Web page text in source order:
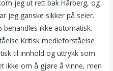
jeg ut rett bak Hårberg, og
jeg ganske sikker på seier.
behandles ikke automatisk.
Kritisk medieforståelse
til innhold og uttrykk som
ikke om å gjøre å vinne, men